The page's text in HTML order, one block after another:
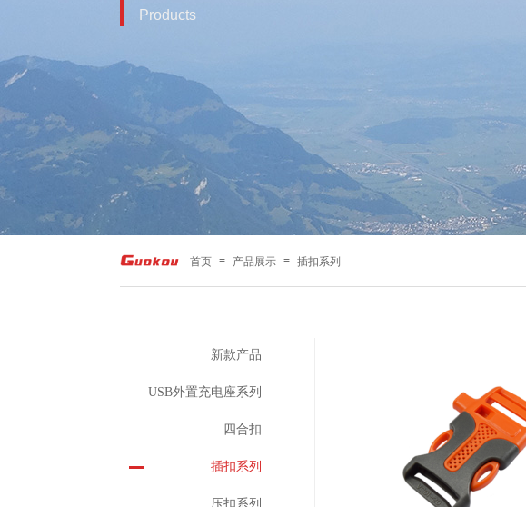
Products
首页 ≡ 产品展示 ≡ 插扣系列
新款产品
USB外置充电座系列
四合扣
插扣系列
压扣系列